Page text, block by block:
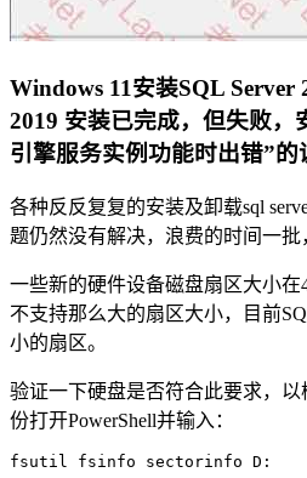
Windows 11安装SQL Server
2019 安装已完成，但失败，
引擎服务实例功能时出错”的
各种反反复复的安装及卸载sql
题仍然没有解决，浪费的时间一批
一些新的硬件设备磁盘扇区大小在
不支持那么大的扇区大小，目前
小的扇区。
验证一下硬盘是否符合此要求，
份打开PowerShell并输入：
fsutil fsinfo sectorinfo D: